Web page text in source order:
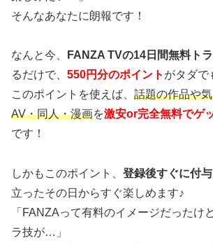
そんなあなたに朗報です！
なんと今、 FANZA TVの14日間無料ト
るだけで、 550円分のポイント がタダで
このポイントを使えば、 話題の作品や
AV・同人・漫画を激安or完全無料でゲ
です！
しかもこのポイント、 登録後すぐに付与
立ったその日からすぐ楽しめます♪
「FANZAって有料のイメージだったけ
ラ技が…」